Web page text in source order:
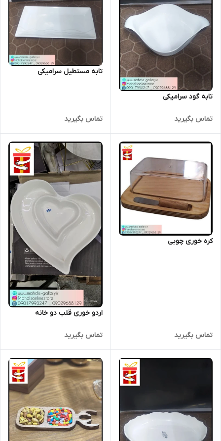
تابه گود سرامیکی
تماس بگیرید
تابه مستطیل سرامیکی
تماس بگیرید
کره خوری چوبی
تماس بگیرید
اردو خوری قلب دو خانه
تماس بگیرید